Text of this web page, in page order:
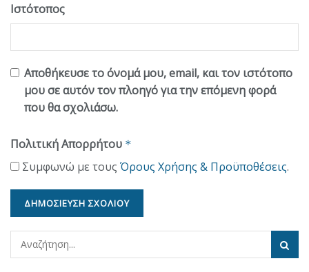
Ιστότοπος
Αποθήκευσε το όνομά μου, email, και τον ιστότοπο
μου σε αυτόν τον πλοηγό για την επόμενη φορά
που θα σχολιάσω.
Πολιτική Απορρήτου *
Συμφωνώ με τους Όρους Χρήσης & Προϋποθέσεις.